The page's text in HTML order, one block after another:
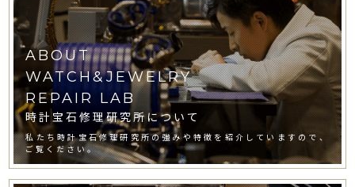
ABOUT
WATCH&JEWELRY
REPAIR LAB
時計宝石修理研究所について
私たち時計宝石修理研究所の強みや特徴を紹介していますので、
ご覧ください。